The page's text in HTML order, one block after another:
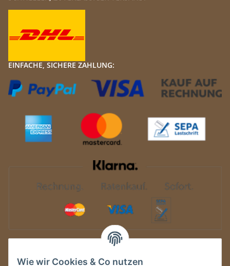
Wie wir Cookies & Co nutzen
EINFACHE, SICHERE ZAHLUNG: